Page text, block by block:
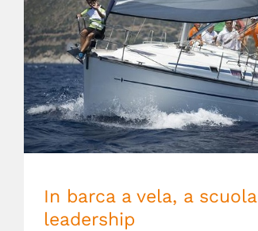
In barca a vela, a scuola di
In barca a vela, a
leadership